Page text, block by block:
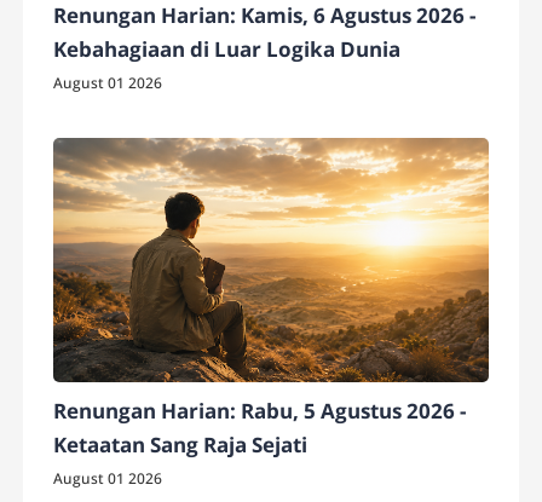
Renungan Harian: Kamis, 6 Agustus 2026 -
Kebahagiaan di Luar Logika Dunia
August 01 2026
Renungan Harian: Rabu, 5 Agustus 2026 -
Ketaatan Sang Raja Sejati
August 01 2026